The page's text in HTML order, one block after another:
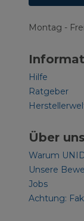
Montag -
Hilfe
Ratgeber
Über uns
Warum
Unsere
Jobs
Achtung: